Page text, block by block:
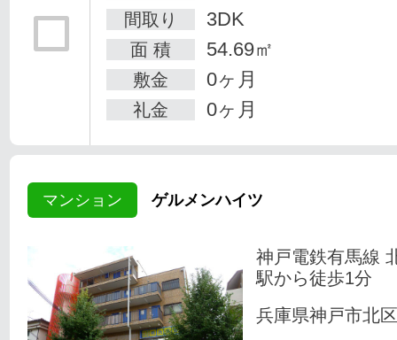
間取り
3DK
面 積 54.69㎡
敷金 0ヶ月
礼金 0ヶ月
マンション ゲルメンハイツ
神戸電鉄有馬線
駅から徒歩1分
兵庫県神戸市北